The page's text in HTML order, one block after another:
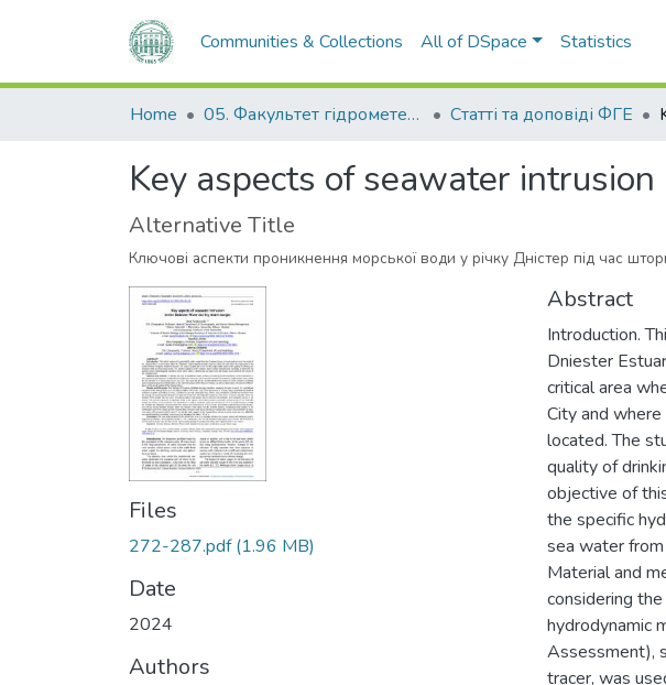
Communities & Collections All of DSpace Statistics
Home 05. Факультет гідрометеорології і екології Статті та доповіді ФГЕ
Key aspects of seawater
Alternative Title
Ключові аспекти проникнення морської води у річку Дністер під час
Files
272-287.pdf(1.96 MB)
Date
2024
Authors
Abstract
Introduction.
Dniester
critical area
City and
located. The
quality of
objective of
the specific
sea water
Material and
considering
hydrodynamic
Assessment),
tracer, was